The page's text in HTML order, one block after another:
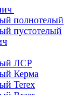
полнотелый
пустотелый
ЛСР
Керма
Terex